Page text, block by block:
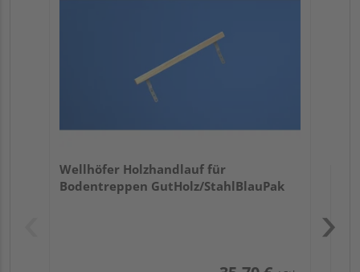
Wellhöfer Holzhandlauf für
Bodentreppen GutHolz/StahlBlauPak